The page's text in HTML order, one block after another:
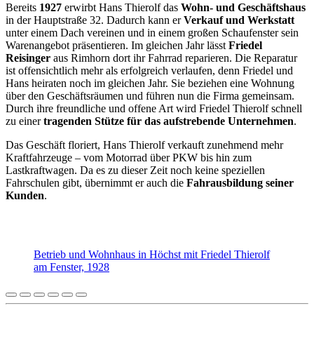
Bereits 1927 erwirbt Hans Thierolf das Wohn- und Geschäftshaus
in der Hauptstraße 32. Dadurch kann erVerkauf und Werkstatt
unter einem Dach vereinen und in einem großen Schaufenster sein
Warenangebot präsentieren. Im gleichen Jahr lässt Friedel
Reisinger aus Rimhorn dort ihr Fahrrad reparieren. Die Reparatur
ist offensichtlich mehr als erfolgreich verlaufen, denn Friedel und
Hans heiraten noch im gleichen Jahr. Sie beziehen eine Wohnung
über den Geschäftsräumen und führen nun die Firma gemeinsam.
Durch ihre freundliche und offene Art wird Friedel Thierolf schnell
zu einertragenden Stütze für das aufstrebende Unternehmen.
Das Geschäft floriert, Hans Thierolf verkauft zunehmend mehr
Kraftfahrzeuge – vom Motorrad über PKW bis hin zum
Lastkraftwagen. Da es zu dieser Zeit noch keine speziellen
Fahrschulen gibt, übernimmt er auch die Fahrausbildung seiner
Kunden.
Betrieb und Wohnhaus in Höchst mit Friedel Thierolf
am Fenster, 1928